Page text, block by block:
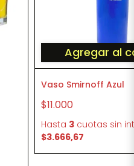
Agregar al
Vaso Smirnoff Azul
$11.000
Hasta 3 cuotas sin
$3.666,67